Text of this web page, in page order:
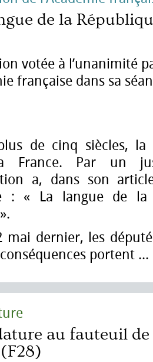
de la
votée à l’unanimité
française dans sa
de cinq siècles, la
France. Par un
a, dans son
: « La langue de la
mai dernier, les
portent ...
au fauteuil